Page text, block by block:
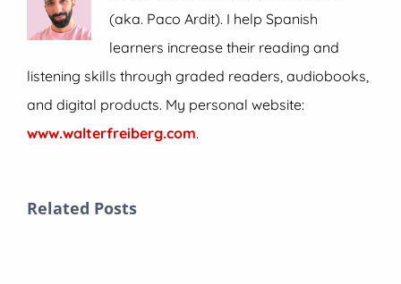
(aka. Paco Ardit). I help Spanish
learners increase their reading and
listening skills through graded readers, audiobooks,
and digital products. My personal website:
www.walterfreiberg.com.
Related Posts